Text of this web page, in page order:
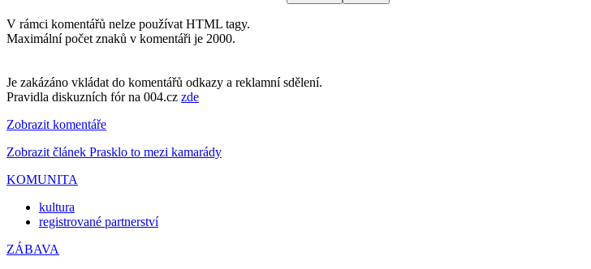
V rámci komentářů nelze používat HTML tagy.
Maximální počet znaků v komentáři je 2000.
Je zakázáno vkládat do komentářů odkazy a reklamní sdělení.
Pravidla diskuzních fór na 004.cz zde
Zobrazit komentáře
Zobrazit článek Prasklo to mezi kamarády
KOMUNITA
kultura
registrované partnerství
ZÁBAVA